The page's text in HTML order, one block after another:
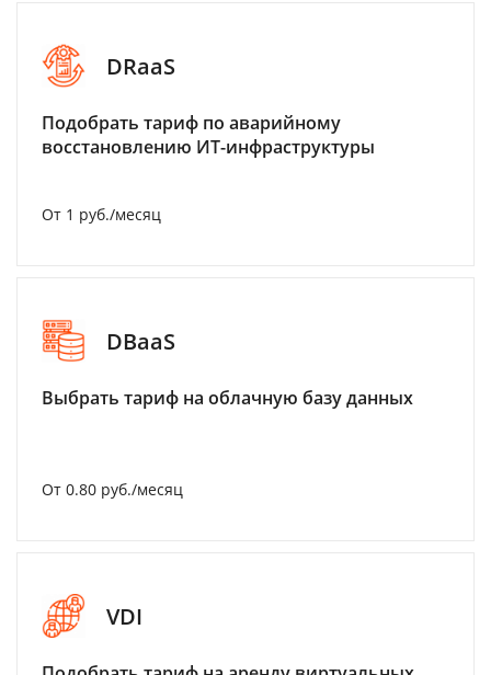
DRaaS
Подобрать тариф по аварийному
восстановлению ИТ-инфраструктуры
От 1 руб./месяц
DBaaS
Выбрать тариф на облачную базу данных
От 0.80 руб./месяц
VDI